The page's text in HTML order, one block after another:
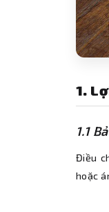
1.
1.1
Điều
hoặc